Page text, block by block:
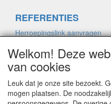
REFERENTIES
Herroepingslink aanvragen
ALGEMENE
Herroepingslink aanvragen
Welkom! Deze
van cookies
Leuk dat je onze site bezoekt.
mogen plaatsen. De